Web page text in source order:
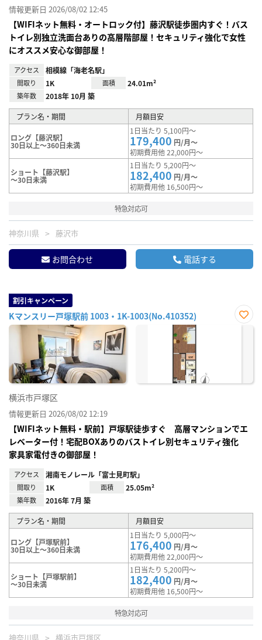
情報更新日 2026/08/02 12:45
【WIFIネット無料・オートロック付】藤沢駅徒歩圏内すぐ！バス
トイレ別独立洗面台ありの高層階部屋！セキュリティ強化で女性
にオススメ安心な御部屋！
アクセス 相模線「海老名駅」
間取り 1K 面積 24.01m²
築年数 2018年 10月 築
プラン名・期間 月額目安
ロング【藤沢駅】
30日以上～360日未満
1日当たり 5,100円～
179,400 円/月～
初期費用他 22,000円～
ショート【藤沢駅】
～30日未満
1日当たり 5,200円～
182,400 円/月～
初期費用他 16,500円～
特急対応可
神奈川県 藤沢市
お問合わせ 電話する
割引キャンペーン
Kマンスリー戸塚駅前 1003・1K-1003(No.410352)
お気
横浜市戸塚区
情報更新日 2026/08/02 12:19
【WIFIネット無料・駅前】戸塚駅徒歩すぐ 高層マンションでエ
レベーター付！宅配BOXありのバストイレ別セキュリティ強化
家具家電付きの御部屋！
アクセス 湘南モノレール「富士見町駅」
間取り 1K 面積 25.05m²
築年数 2016年 7月 築
プラン名・期間 月額目安
ロング【戸塚駅前】
30日以上～360日未満
1日当たり 5,000円～
176,400 円/月～
初期費用他 22,000円～
ショート【戸塚駅前】
～30日未満
1日当たり 5,200円～
182,400 円/月～
初期費用他 16,500円～
特急対応可
神奈川県 横浜市戸塚区